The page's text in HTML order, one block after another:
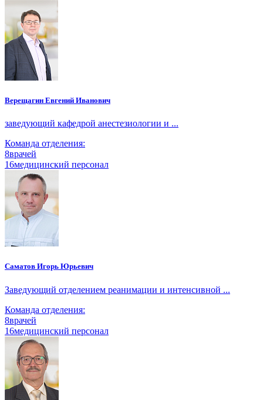
Верещагин Евгений Иванович
заведующий кафедрой анестезиологии и ...
Команда отделения:
8врачей
16медицинский персонал
Саматов Игорь Юрьевич
Заведующий отделением реанимации и интенсивной ...
Команда отделения:
8врачей
16медицинский персонал